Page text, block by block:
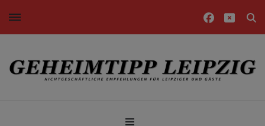
Nichtgeschäftliche Empfehlungen für Leipziger und Gäste